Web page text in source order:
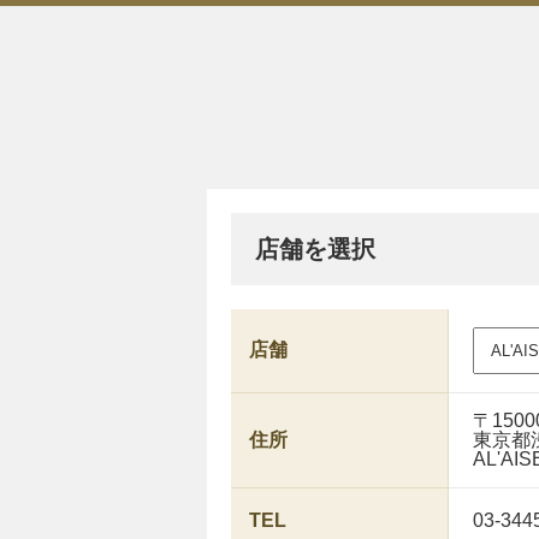
店舗を選択
店舗
住所
〒
東京都
TEL 03-